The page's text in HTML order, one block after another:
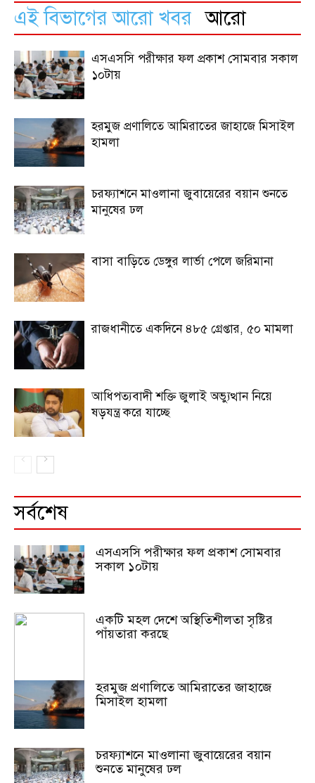
এই বিভাগের আরো খবর আরো
এসএসসি পরীক্ষার ফল প্রকাশ সোমবার সকাল
১০টায়
হরমুজ প্রণালিতে আমিরাতের জাহাজে মিসাইল
হামলা
চরফ্যাশনে মাওলানা জুবায়েরের বয়ান শুনতে
মানুষের ঢল
বাসা বাড়িতে ডেঙ্গুর লার্ভা পেলে জরিমানা
রাজধানীতে একদিনে ৪৮৫ গ্রেপ্তার, ৫০ মামলা
আধিপত্যবাদী শক্তি জুলাই অভ্যুত্থান নিয়ে
ষড়যন্ত্র করে যাচ্ছে
সর্বশেষ
এসএসসি পরীক্ষার ফল প্রকাশ সোমবার
সকাল ১০টায়
একটি মহল দেশে অস্থিতিশীলতা সৃষ্টির
পাঁয়তারা করছে
হরমুজ প্রণালিতে আমিরাতের জাহাজে
মিসাইল হামলা
চরফ্যাশনে মাওলানা জুবায়েরের বয়ান
শুনতে মানুষের ঢল